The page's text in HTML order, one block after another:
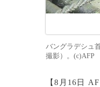
バングラデシュ
撮影）。(c)AFP
【8月16日